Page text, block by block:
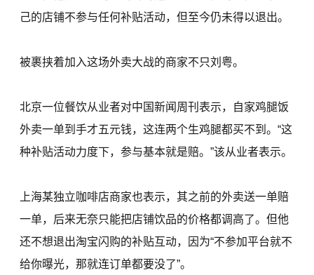
己的店铺不参与任何补贴活动，但至今仍未得以退出。
被裹挟着加入这场外卖大战的商家不只刘粤。
北京一位餐饮从业者对中国新闻周刊表示，自家鸡腿饭
外卖一单到手才五元钱，这连两个生鸡腿都买不到。“这
种补贴活动力度下，参与基本就是赔。”该从业者表示。
上海某独立咖啡店商家也表示，其之前的外卖送一单赔
一单，后来无奈只能把店铺饮品的价格都调高了。但他
还不想退出淘宝闪购的补贴互动，因为“不参加平台就不
给你曝光，那就连订单都要没了”。